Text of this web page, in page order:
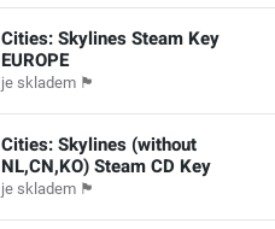
Cities: Skylines Steam Key
EUROPE
je skladem 🏴
Cities: Skylines (without
NL,CN,KO) Steam CD Key
je skladem 🏴